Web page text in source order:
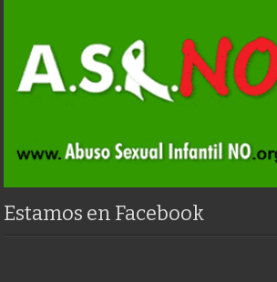
Estamos en Facebook